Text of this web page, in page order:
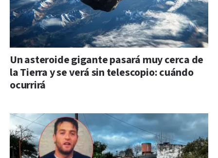
Un asteroide gigante pasará muy cerca de
la Tierra y se verá sin telescopio: cuándo
ocurrirá